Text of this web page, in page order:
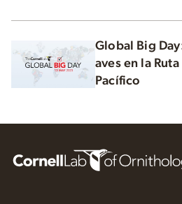
Global Big
aves en la
Pacífico